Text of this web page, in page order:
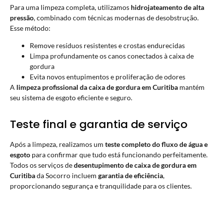
Para uma limpeza completa, utilizamos hidrojateamento de alta
pressão, combinado com técnicas modernas de desobstrução.
Esse método:
Remove resíduos resistentes e crostas endurecidas
Limpa profundamente os canos conectados à caixa de
gordura
Evita novos entupimentos e proliferação de odores
A limpeza profissional da caixa de gordura em Curitiba mantém
seu sistema de esgoto eficiente e seguro.
Teste final e garantia de serviço
Após a limpeza, realizamos um teste completo do fluxo de água e
esgoto para confirmar que tudo está funcionando perfeitamente.
Todos os serviços dedesentupimento de caixa de gordura em
Curitibada Socorro incluem garantia de eficiência,
proporcionando segurança e tranquilidade para os clientes.